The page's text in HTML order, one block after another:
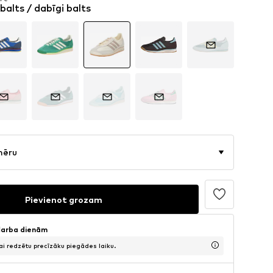
€ / dabīgi balts
Pievienot grozam
dienām
redzētu precīzāku piegādes laiku.